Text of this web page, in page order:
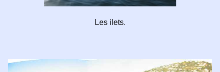
Les ilets.